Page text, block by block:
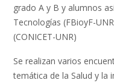
grado A y B y alumnos
Tecnologías (FBioyF-
(CONICET-UNR)
Se realizan varios
temática de la Salud y la